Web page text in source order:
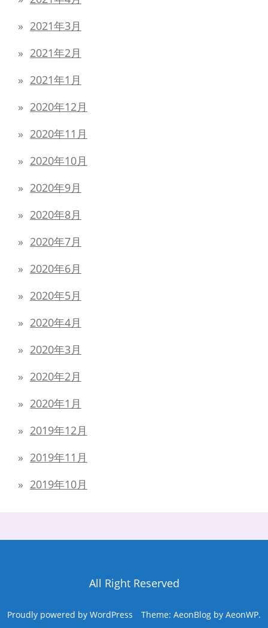
2021年3月
2021年2月
2021年1月
2020年12月
2020年11月
2020年10月
2020年9月
2020年8月
2020年7月
2020年6月
2020年5月
2020年4月
2020年3月
2020年2月
2020年1月
2019年12月
2019年11月
2019年10月
All Right Reserved
Proudly powered by WordPress Theme: AeonBlog by AeonWP.